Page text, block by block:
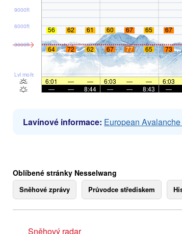
Lvl moře
3000ft
6000ft
9000ft
56 62 61 60 67 65 67
64 72 62 67 77 65 73
6:01 — — 6:03 — — 6:03
—
— 8:44 — — 8:43 —
Lavínové informace: European
Oblíbené stránky Nesselwang
Sněhové zprávy Průvodce střediskem
Sněhový radar